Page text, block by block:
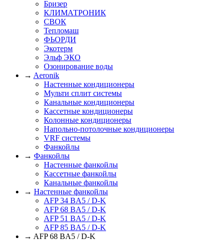
Бризер
КЛИМАТРОНИК
СВОК
Тепломаш
ФЬОРДИ
Экотерм
Эльф ЭКО
Озонирование воды
→ Aeronik
Настенные кондиционеры
Мульти сплит системы
Канальные кондиционеры
Кассетные кондиционеры
Колонные кондиционеры
Напольно-потолочные кондиционеры
VRF системы
Фанкойлы
→ Фанкойлы
Настенные фанкойлы
Кассетные фанкойлы
Канальные фанкойлы
→ Настенные фанкойлы
AFP 34 BA5 / D-K
AFP 68 BA5 / D-K
AFP 51 BA5 / D-K
AFP 85 BA5 / D-K
→ AFP 68 BA5 / D-K